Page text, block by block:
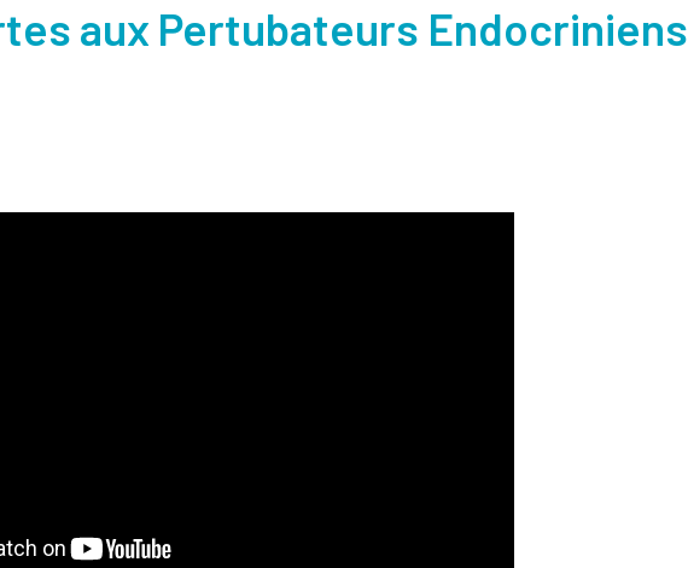
aux Pertubateurs Endocriniens